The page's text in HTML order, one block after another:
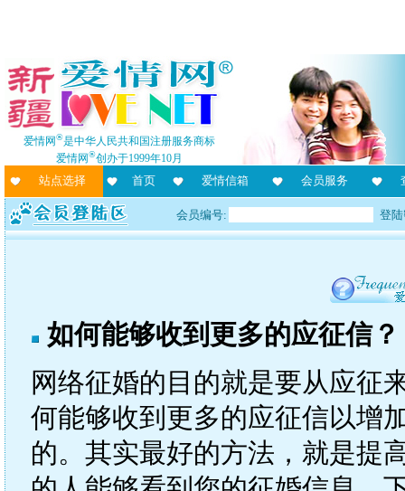
爱情网®是中华人民共和国注册服务商标
爱情网®创办于1999年10月
站点选择 首页 爱情信箱 会员服务
会员编号: 登
如何能够收到更多的应征信？
网络征婚的目的就是要从应征
何能够收到更多的应征信以增
的。其实最好的方法，就是提